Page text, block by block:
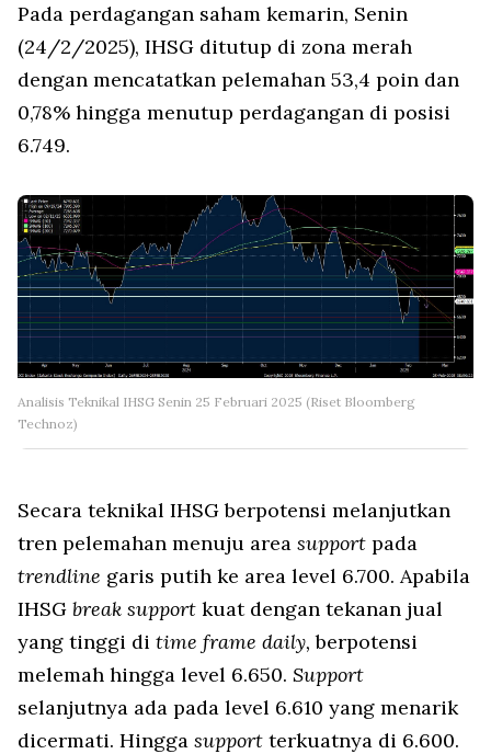
Pada perdagangan saham kemarin, Senin
(24/2/2025), IHSG ditutup di zona merah
dengan mencatatkan pelemahan 53,4 poin dan
0,78% hingga menutup perdagangan di posisi
6.749.
Analisis Teknikal IHSG Senin 25 Februari 2025 (Riset Bloomberg
Technoz)
Secara teknikal IHSG berpotensi melanjutkan
tren pelemahan menuju area support pada
trendline garis putih ke area level 6.700. Apabila
IHSG break support kuat dengan tekanan jual
yang tinggi di time frame daily, berpotensi
melemah hingga level 6.650. Support
selanjutnya ada pada level 6.610 yang menarik
dicermati. Hingga support terkuatnya di 6.600.